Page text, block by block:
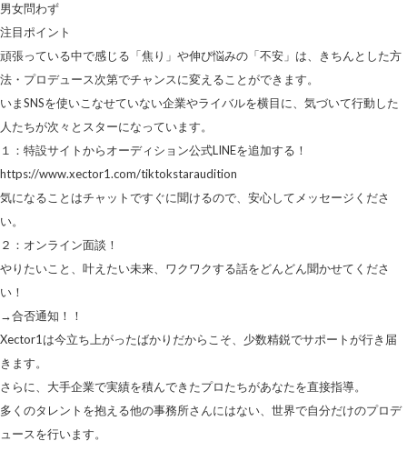
男女問わず
注目ポイント
頑張っている中で感じる「焦り」や伸び悩みの「不安」は、きちんとした方
法・プロデュース次第でチャンスに変えることができます。
いまSNSを使いこなせていない企業やライバルを横目に、気づいて行動した
人たちが次々とスターになっています。
１：特設サイトからオーディション公式LINEを追加する！
https://www.xector1.com/tiktokstaraudition
気になることはチャットですぐに聞けるので、安心してメッセージくださ
い。
２：オンライン面談！
やりたいこと、叶えたい未来、ワクワクする話をどんどん聞かせてくださ
い！
→合否通知！！
Xector1は今立ち上がったばかりだからこそ、少数精鋭でサポートが行き届
きます。
さらに、大手企業で実績を積んできたプロたちがあなたを直接指導。
多くのタレントを抱える他の事務所さんにはない、世界で自分だけのプロデ
ュースを行います。